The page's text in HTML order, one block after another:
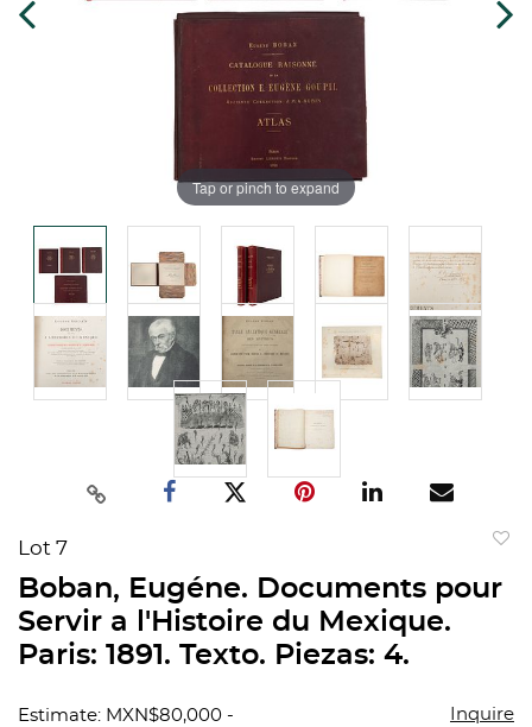
Tap or pinch to expand
Lot 7
Boban, Eugéne. Documents pour
Servir a l'Histoire du Mexique.
Paris: 1891. Texto. Piezas: 4.
Estimate: MXN$80,000 -
Inquire